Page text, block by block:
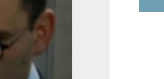
адвокат